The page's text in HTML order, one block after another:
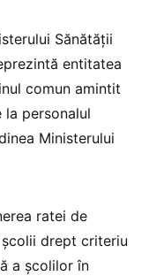
Sănătății
entitatea
comun amintit
personalul
Ministerului
ratei de
drept criteriu
a școlilor în